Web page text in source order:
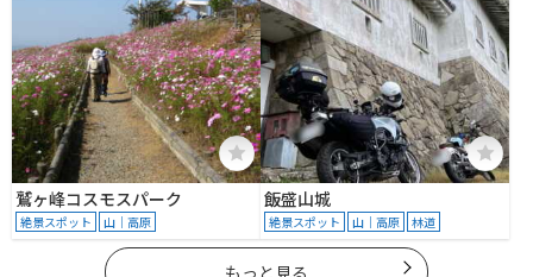
鷲ヶ峰コスモスパーク
絶景スポット 山｜高原
飯盛山城
絶景スポット 山｜高原 林道